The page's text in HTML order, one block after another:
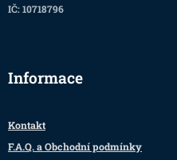
IČ: 10718796
Informace
Kontakt
F.A.Q. a Obchodní podmínky